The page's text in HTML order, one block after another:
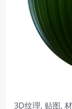
3D纹理, 贴图,